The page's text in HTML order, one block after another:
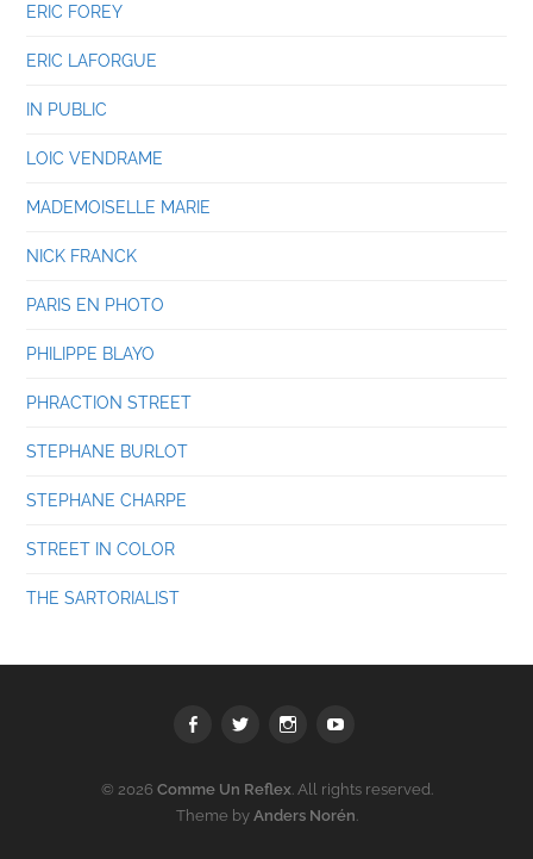
ERIC FOREY
ERIC LAFORGUE
IN PUBLIC
LOIC VENDRAME
MADEMOISELLE MARIE
NICK FRANCK
PARIS EN PHOTO
PHILIPPE BLAYO
PHRACTION STREET
STEPHANE BURLOT
STEPHANE CHARPE
STREET IN COLOR
THE SARTORIALIST
FacebookTwitter Instagramyoutube
© 2026 Comme Un Reflex. All rights reserved.
Theme by Anders Norén.